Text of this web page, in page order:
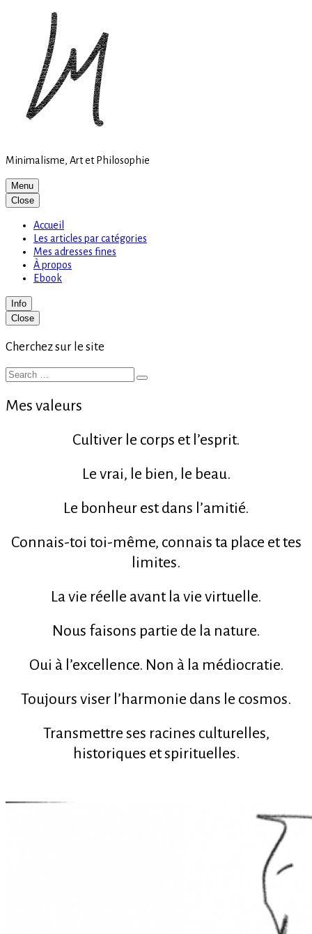
Minimalisme, Art et Philosophie
Menu
Close
Accueil
Les articles par catégories
Mes adresses fines
À propos
Ebook
Info
Primary
Sidebar
Close
Cherchez sur le site
Search
Search
Mes valeurs
Cultiver le corps et l’esprit.
Le vrai, le bien, le beau.
Le bonheur est dans l’amitié.
Connais-toi toi-même, connais ta place et tes
limites.
La vie réelle avant la vie virtuelle.
Nous faisons partie de la nature.
Oui à l’excellence. Non à la médiocratie.
Toujours viser l’harmonie dans le cosmos.
Transmettre ses racines culturelles,
historiques et spirituelles.